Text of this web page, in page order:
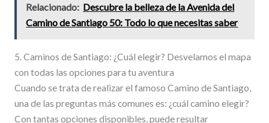
Relacionado: Descubre la belleza de la Avenida del
Camino de Santiago 50: Todo lo que necesitas saber
5. Caminos de Santiago: ¿Cuál elegir? Desvelamos el mapa
con todas las opciones para tu aventura
Cuando se trata de realizar el famoso Camino de Santiago,
una de las preguntas más comunes es: ¿cuál camino elegir?
Con tantas opciones disponibles, puede resultar